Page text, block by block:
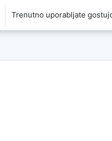
Trenutno uporabljate